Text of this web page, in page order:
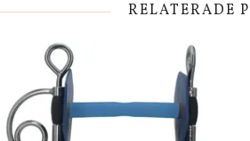
RELATERADE